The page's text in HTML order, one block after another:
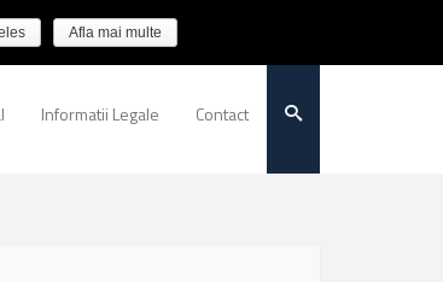
Informatii Legale Contact
Afla mai multe